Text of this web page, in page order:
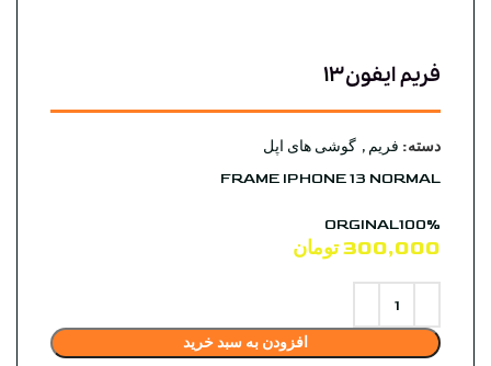
فریم ایفون۱۳
دسته: فریم , گوشی های اپل
FRAME IPHONE 13 NORMAL
ORGINAL100%
300,000تومان
افزودن به سبد خرید